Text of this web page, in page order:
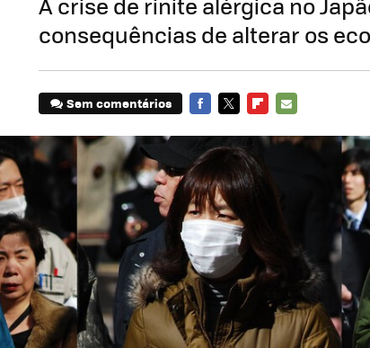
consequências de alterar os
Sem comentários
MAIL